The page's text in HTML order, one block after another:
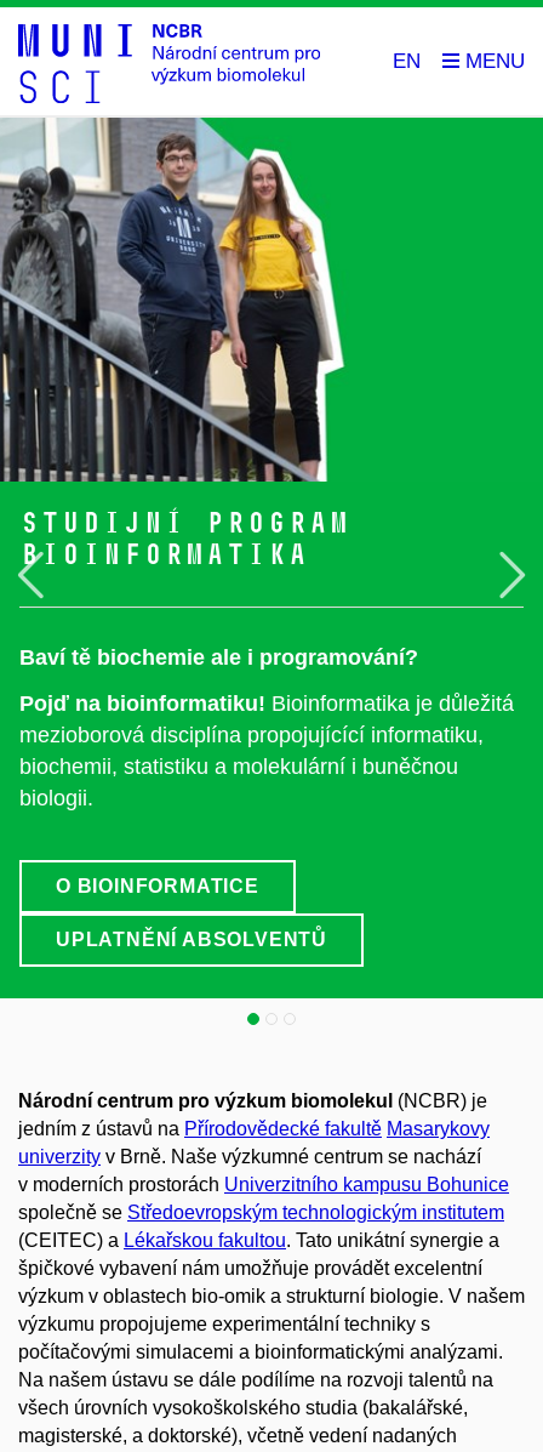
EN
Studijní program
Bioinformatika
Baví tě biochemie ale i programování?
Pojď na bioinformatiku! Bioinformatika je důležitá
mezioborová disciplína propojujícící informatiku,
biochemii, statistiku a molekulární i buněčnou
biologii.
O BIOINFORMATICE
UPLATNĚNÍ ABSOLVENTŮ
Předchozí
Národní centrum pro výzkum biomolekul (NCBR) je
jedním z ústavů na Přírodovědecké fakultě Masarykovy
univerzity v Brně. Naše výzkumné centrum se nachází
v moderních prostorách Univerzitního kampusu Bohunice
společně se Středoevropským technologickým institutem
(CEITEC) a Lékařskou fakultou. Tato unikátní synergie a
špičkové vybavení nám umožňuje provádět excelentní
výzkum v oblastech bio-omik a strukturní biologie. V našem
výzkumu propojujeme experimentální techniky s
počítačovými simulacemi a bioinformatickými analýzami.
Na našem ústavu se dále podílíme na rozvoji talentů na
všech úrovních vysokoškolského studia (bakalářské,
magisterské, a doktorské), včetně vedení nadaných